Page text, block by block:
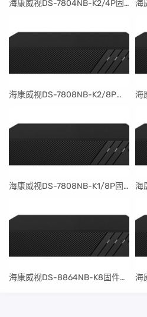
​海康威视DS-7804NB-K2/4P固件升级包V4.30.097build240401
​海康威视DS-7808NB-K2/8P固件升级包V4.30.097build240401
​海康威视DS-7808NB-K1/8P固件升级包V4.30.097build240401
​海康威视DS-8864NB-K8固件升级包V4.30.097build240401